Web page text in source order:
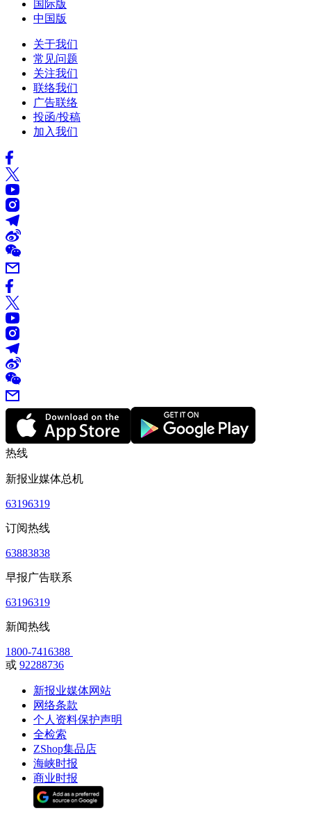
国际版
中国版
关于我们
常见问题
关注我们
联络我们
广告联络
投函/投稿
加入我们
热线
新报业媒体总机
63196319
订阅热线
63883838
早报广告联系
63196319
新闻热线
1800-7416388
或 92288736
新报业媒体网站
网络条款
个人资料保护声明
全检索
ZShop集品店
海峡时报
商业时报